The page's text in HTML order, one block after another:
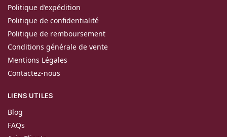
Politique d’expédition
Politique de confidentialité
Politique de remboursement
Conditions générale de vente
Mentions Légales
Contactez-nous
LIENS UTILES
Blog
FAQs